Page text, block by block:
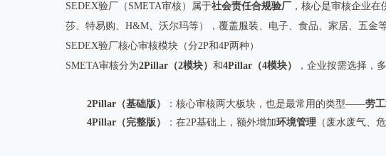
SEDEX验厂（SMETA审核）属于社会责任合规验厂 ，核心是审核企业
莎、特易购、H&M、沃尔玛等），覆盖服装、电子、食品、家居、五金
SEDEX验厂核心审核模块（分2P和4P两种）
SMETA审核分为2Pillar（2模块） 和4Pillar（4模块） ，企业按需选择，
2Pillar（基础版） ：核心审核两大板块，也是最常用的类型——劳
4Pillar（完整版）
：在2P基础上，额外增加环境管理 （废水废气、